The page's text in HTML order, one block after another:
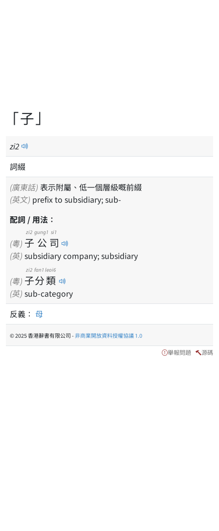
「子」
zi2
詞綴
(廣東話) 表示附屬、低一個層級嘅前綴
(英文) prefix to subsidiary; sub-
配詞 / 用法：
(粵) 子
zi2
公
gung1
司
si1
(英) subsidiary company; subsidiary
(粵) 子
zi2
分
fan1
類
leoi6
(英) sub-category
反義： 母
© 2025 香港辭書有限公司 -非商業開放資料授權協議 1.0
舉報問題 源碼